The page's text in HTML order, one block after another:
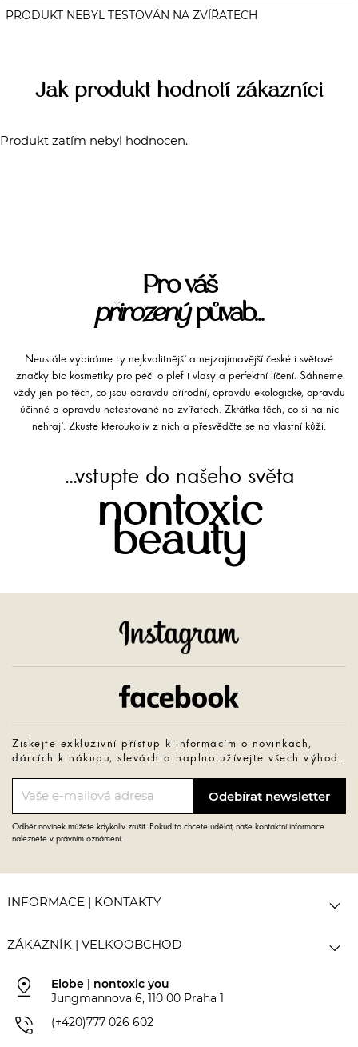
Jak produkt hodnotí zákazníci
Produkt zatím nebyl hodnocen.
Pro váš
přirozenýpůvab...
Neustále vybíráme ty nejkvalitnější a nejzajímavější české i světové
značky bio kosmetiky pro péči o pleť i vlasy a perfektní líčení. Sáhneme
vždy jen po těch, co jsou opravdu přírodní, opravdu ekologické, opravdu
účinné a opravdu netestované na zvířatech. Zkrátka těch, co si na nic
nehrají. Zkuste kteroukoliv z nich a přesvědčte se na vlastní kůži.
...vstupte do našeho světa
nontoxic
beauty
Získejte exkluzivní přístup k informacím o novinkách,
dárcích k nákupu, slevách a naplno užívejte všech výhod.
Odběr novinek můžete kdykoliv zrušit. Pokud to chcete udělat, naše kontaktní informace
naleznete v právním oznámení.
INFORMACE | KONTAKTY 
ZÁKAZNÍK | VELKOOBCHOD 
pin_drop
Elobe | nontoxic you
Jungmannova 6, 110 00 Praha 1
phone_in_talk (+420)777 026 602